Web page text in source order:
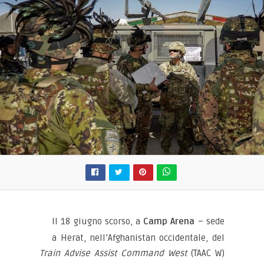
Il 18 giugno scorso, a Camp Arena – sede
a Herat, nell’Afghanistan occidentale, del
Train Advise Assist Command West(TAAC W)